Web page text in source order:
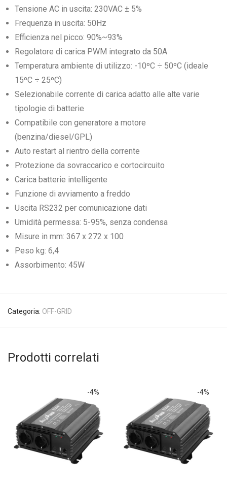
Tensione AC in uscita: 230VAC ± 5%
Frequenza in uscita: 50Hz
Efficienza nel picco: 90%~93%
Regolatore di carica PWM integrato da 50A
Temperatura ambiente di utilizzo: -10ºC ÷ 50ºC (ideale
15ºC ÷ 25ºC)
Selezionabile corrente di carica adatto alle alte varie
tipologie di batterie
Compatibile con generatore a motore
(benzina/diesel/GPL)
Auto restart al rientro della corrente
Protezione da sovraccarico e cortocircuito
Carica batterie intelligente
Funzione di avviamento a freddo
Uscita RS232 per comunicazione dati
Umidità permessa: 5-95%, senza condensa
Misure in mm: 367 x 272 x 100
Peso kg: 6,4
Assorbimento: 45W
Categoria: OFF-GRID
Prodotti correlati
-4% -4%